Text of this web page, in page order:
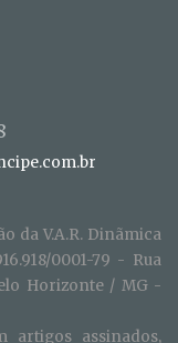
da V.A.R. Dinãmica
0001-79 - Rua
Horizonte / MG -
artigos assinados,